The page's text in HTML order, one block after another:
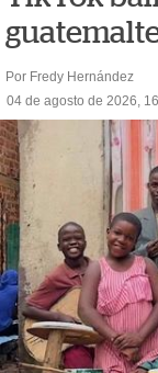
Por Fredy Hernández
04 de agosto de 2026,